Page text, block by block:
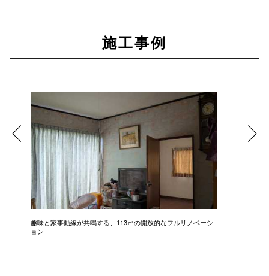
施工事例
趣味と家事動線が共鳴する、113㎡の開放的なフルリノベーシ
ョン